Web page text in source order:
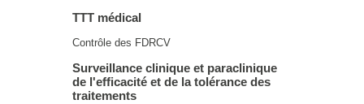
TTT médical
Contrôle des FDRCV
Surveillance clinique et paraclinique
de l'efficacité et de la tolérance des
traitements